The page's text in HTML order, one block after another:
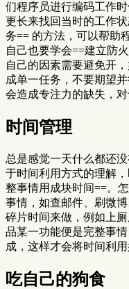
们程序员进行编码工作
更长来找回当时的工作
务== 的方法，可以帮助
自己也要学会==建立防
自己的因素需要避免开
成单一任务，不要期望
会造成专注力的缺失，
时间管理
总是感觉一天什么都还
于时间利用方式的理解
整事情用成块时间==。
事情，如查邮件、刷微
碎片时间来做，例如上
品某一功能便是完整事
成，这样才会将时间利用
吃自己的狗食